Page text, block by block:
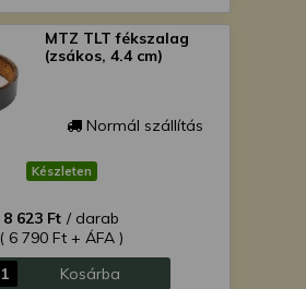
MTZ TLT fékszalag
(zsákos, 4.4 cm)
Normál szállítás
Készleten
8 623 Ft / darab
( 6 790 Ft + ÁFA )
Kosárba